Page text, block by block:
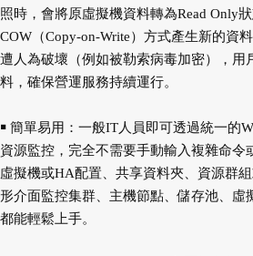
照時，會將原虛擬機資料轉為Read Only
COW（Copy-on-Write）方式產生新的資
遭人為破壞（例如被勒索病毒加密），用
料，確保營運服務持續運行。
￭ 簡單易用：一般IT人員即可透過統一的
資源監控，完全不需要手動輸入複雜命令
虛擬機或HA配置、共享資料夾、資源群
形介面監控集群、主機節點、儲存池、虛
都能輕鬆上手。